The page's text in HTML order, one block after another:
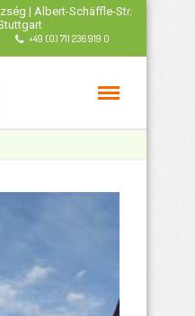
| Albert-Schäffle-Str.
+49 (0) 711 236 919 0